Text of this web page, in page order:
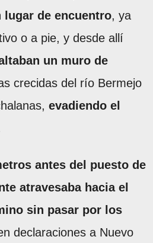
lugar de encuentro, ya
o a pie, y desde allí
un muro de
crecidas del río Bermejo
evadiendo el
antes del puesto de
atravesaba hacia el
sin pasar por los
declaraciones a Nuevo